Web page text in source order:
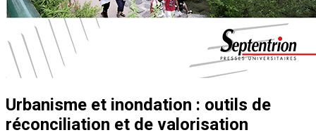
Urbanisme et inondation : outils de
réconciliation et de valorisation